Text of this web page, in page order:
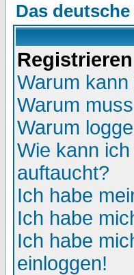
Das
Warum
Warum
Warum
Wie kann
auftaucht?
Ich habe
Ich habe
Ich habe
einloggen!